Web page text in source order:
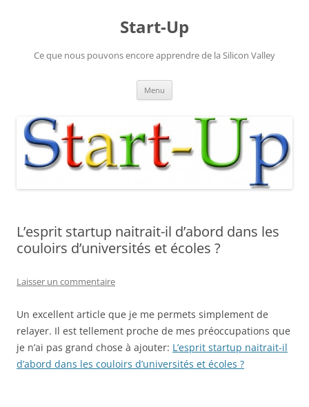
Start-Up
Ce que nous pouvons encore apprendre de la Silicon Valley
Menu
L’esprit startup naitrait-il d’abord dans les
couloirs d’universités et écoles ?
Laisser un commentaire
Un excellent article que je me permets simplement de
relayer. Il est tellement proche de mes préoccupations que
je n’ai pas grand chose à ajouter: L’esprit startup naitrait-il
d’abord dans les couloirs d’universités et écoles ?